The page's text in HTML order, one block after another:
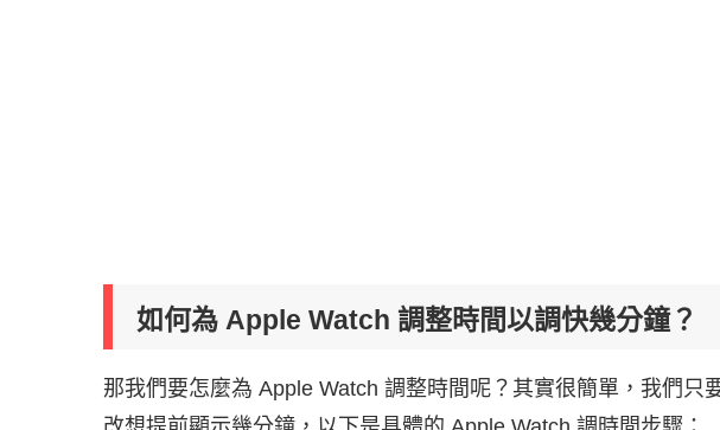
如何為 Apple Watch 調整時間以調快幾分鐘？
那我們要怎麼為 Apple Watch 調整時間呢？其實很簡單，我們只